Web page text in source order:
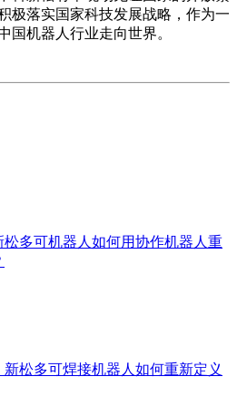
极落实国家科技发展战略，作为一
国机器人行业走向世界。
多可机器人如何用协作机器人重
松多可焊接机器人如何重新定义